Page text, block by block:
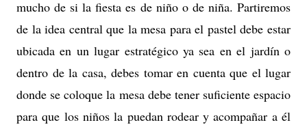
mucho de si la fiesta es de niño o de niña. Partiremos
de la idea central que la mesa para el pastel debe estar
ubicada en un lugar estratégico ya sea en el jardín o
dentro de la casa, debes tomar en cuenta que el lugar
donde se coloque la mesa debe tener suficiente espacio
para que los niños la puedan rodear y acompañar a él